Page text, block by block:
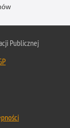
Publicznej